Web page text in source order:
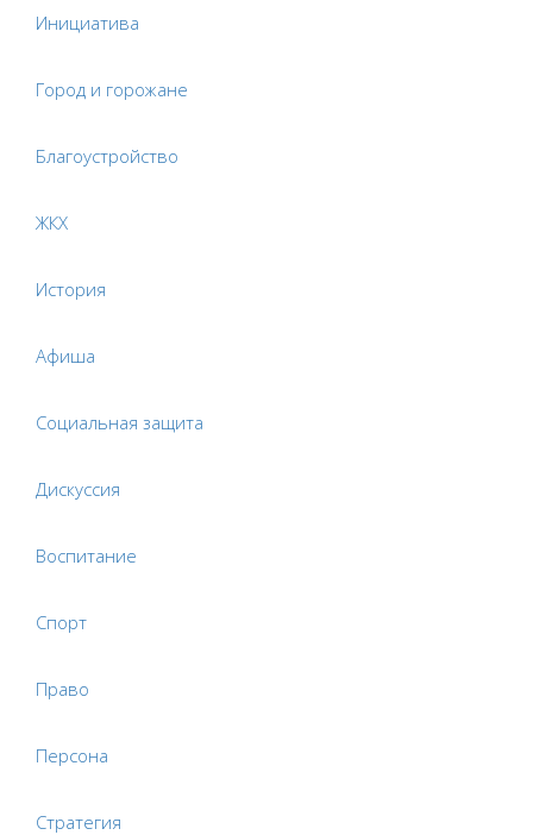
Инициатива
Город и горожане
Благоустройство
ЖКХ
История
Афиша
Социальная защита
Дискуссия
Воспитание
Спорт
Право
Персона
Стратегия